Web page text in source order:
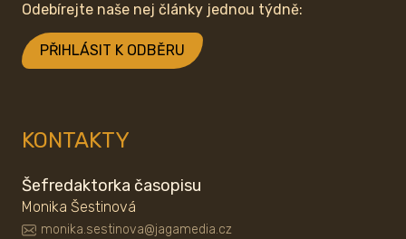
Odebírejte naše nej články jednou týdně:
PŘIHLÁSIT K ODBĚRU
KONTAKTY
Šefredaktorka časopisu
Monika Šestinová
monika.sestinova@jagamedia.cz